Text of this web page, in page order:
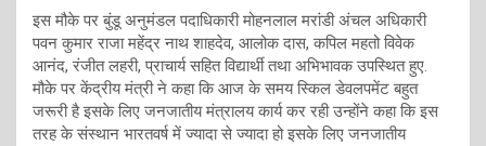
इस मौके पर बुंडू अनुमंडल पदाधिकारी मोहनलाल मरांडी अंचल अधिकारी
पवन कुमार राजा महेंद्र नाथ शाहदेव, आलोक दास, कपिल महतो विवेक
आनंद, रंजीत लहरी, प्राचार्य सहित विद्यार्थी तथा अभिभावक उपस्थित हुए.
मौके पर केंद्रीय मंत्री ने कहा कि आज के समय स्किल डेवलपमेंट बहुत
जरूरी है इसके लिए जनजातीय मंत्रालय कार्य कर रही उन्होंने कहा कि इस
तरह के संस्थान भारतवर्ष में ज्यादा से ज्यादा हो इसके लिए जनजातीय